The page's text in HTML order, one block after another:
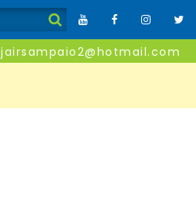
jairsampaio2@hotmail.com